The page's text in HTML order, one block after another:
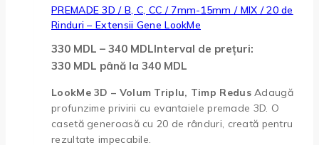
PREMADE 3D / B, C, CC / 7mm-15mm / MIX / 20 de
Rinduri – Extensii Gene LookMe
330 MDL – 340 MDLInterval de prețuri:
330 MDL până la 340 MDL
LookMe 3D – Volum Triplu, Timp RedusAdaugă
profunzime privirii cu evantaiele premade 3D. O
casetă generoasă cu 20 de rânduri, creată pentru
rezultate impecabile.